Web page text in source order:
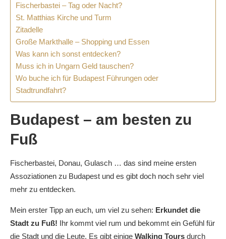
Fischerbastei – Tag oder Nacht?
St. Matthias Kirche und Turm
Zitadelle
Große Markthalle – Shopping und Essen
Was kann ich sonst entdecken?
Muss ich in Ungarn Geld tauschen?
Wo buche ich für Budapest Führungen oder
Stadtrundfahrt?
Budapest – am besten zu
Fuß
Fischerbastei, Donau, Gulasch … das sind meine ersten
Assoziationen zu Budapest und es gibt doch noch sehr viel
mehr zu entdecken.
Mein erster Tipp an euch, um viel zu sehen: Erkundet die
Stadt zu Fuß! Ihr kommt viel rum und bekommt ein Gefühl für
die Stadt und die Leute. Es gibt einige Walking Tours durch